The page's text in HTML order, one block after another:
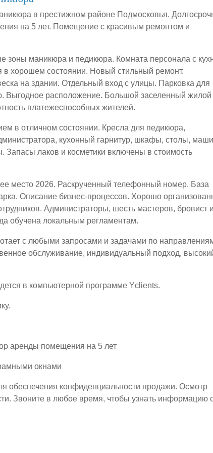
в престижном районе Подмосковья.
на 5 лет. Помещение с красивым ремонтом и
маникюра и педикюра. Комната персонала с
хорошем состоянии. Новый стильный ремонт.
на здании. Отдельный вход с улицы. Парковка для
Выгодное расположение. Большой заселенный жилой
платежеспособных жителей.
в отличном состоянии. Кресла для педикюра,
кухонный гарнитур, шкафы, столы,
лаков и косметики включены в стоимость
место 2026. Раскрученный телефонный номер. База
Описание бизнес-процессов. Хорошо
Администраторы, шесть мастеров, бровист и
обучена локальным регламентам.
с любыми запросами и задачами по
обслуживание, индивидуальный подход,
в компьютерной программе Yclients.
аренды помещения на 5 лет
окнами
обеспечения конфиденциальности продажи. Осмотр
Звоните в любое время, чтобы узнать информацию